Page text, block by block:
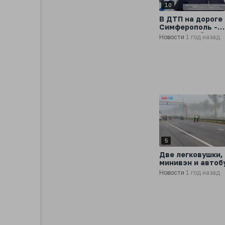
10
В ДТП на дороге
Симферополь -
Бахчисарай –
Севастополь
Новости 1 год назад
5
Две легковушки,
минивэн и
столкнулись во
Владимирской
Новости 1 год назад